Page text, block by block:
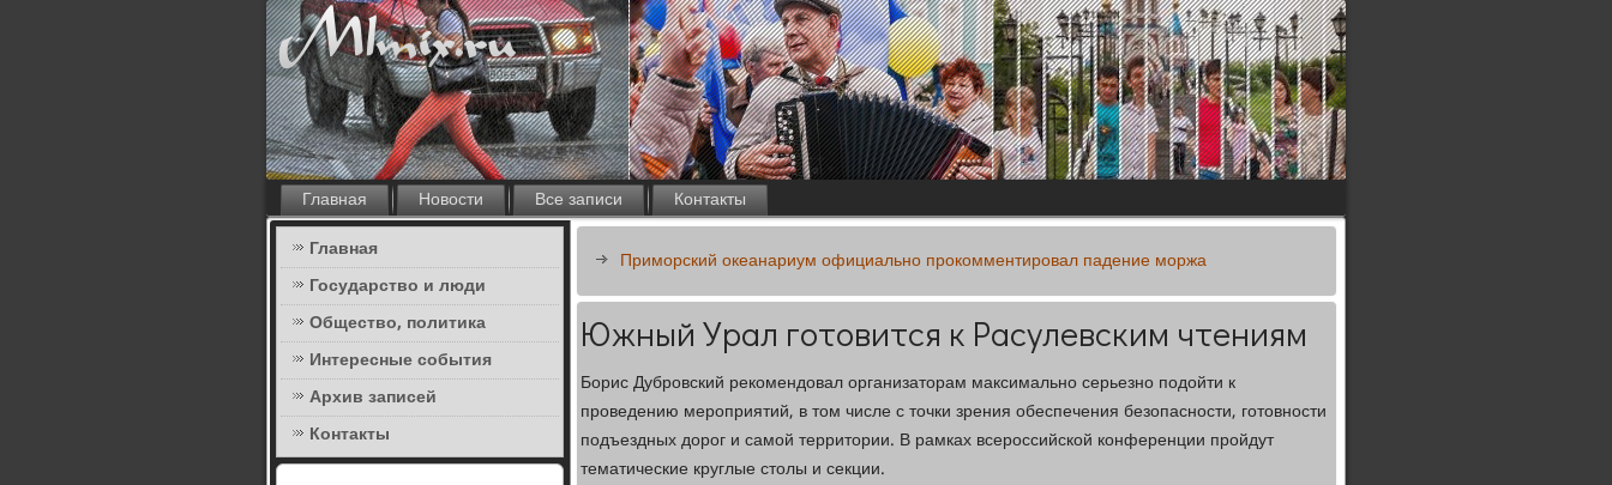
Главная Новости Все записи
Контакты
Главная
Государство и люди
Общество, политика
Интересные события
Архив записей
Контакты
Приморский океанариум официально прокомментировал падение моржа
Южный Урал готовится к Расулевским чтениям
Борис Дубровский рекомендовал организаторам максимально серьезно подойти к
проведению мероприятий, в том числе с точки зрения обеспечения безопасности, готовности
подъездных дорог и самой территории. В рамках всероссийской конференции пройдут
тематические круглые столы и секции.